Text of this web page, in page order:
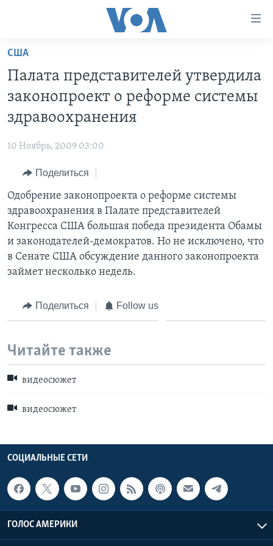
Перейти
основной
контент
основной
навигации
Перейти
поиск
ИТОГИ
ПОЧЕМУ ЭТО ВАЖНО?
ДИСКУССИЯ VOA
ДЕТАЛИ
НЬЮ-ЙОРК NEW YORK
АМЕРИКА. БОЛЬШОЕ ПУТЕШЕСТВИЕ
НАША АМЕРИКАНСКАЯ ИСТОРИЯ
А КАК В АМЕРИКЕ?
АРТЕФАКТЫ
АМЕРИКАНСКИЕ ГОРОДКИ
ТЕСТЫ
ИНТЕРВЬЮ
ФАКТЫ ПРОТИВ ФЕЙКОВ
ЗА СВОБОДУ ПРЕССЫ
УЧИМ АНГЛИЙСКИЙ
ВИДЕО
ПОДПИСКА НА НОВОСТИ
Языки
США
Палата представителей утвердила
законопроект о реформе системы
здравоохранения
10 Ноябрь, 2009 03:00
Поделиться
Одобрение законопроекта о реформе системы
здравоохранения в Палате представителей
Конгресса США большая победа президента Обамы
и законодателей-демократов. Но не исключено, что
в Сенате США обсуждение данного законопроекта
займет несколько недель.
Поделиться Follow us
Читайте также
видеосюжет
видеосюжет
СОЦИАЛЬНЫЕ СЕТИ
ГОЛОС АМЕРИКИ